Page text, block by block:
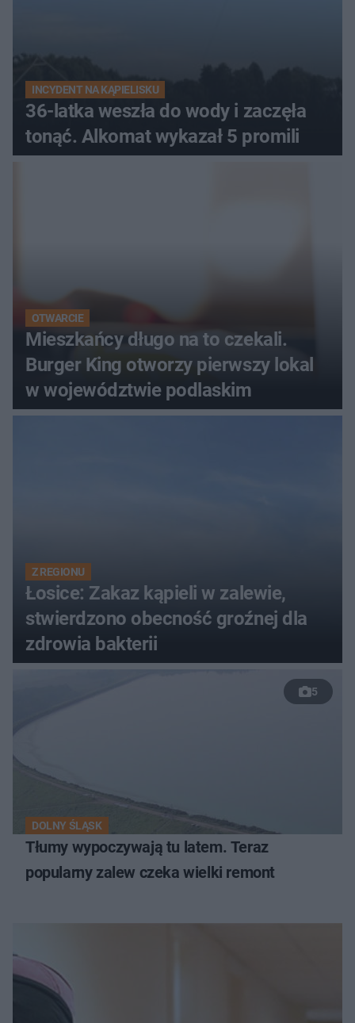
INCYDENT NA KĄPIELISKU
36-latka weszła do wody i zaczęła
tonąć. Alkomat wykazał 5 promili
OTWARCIE
Mieszkańcy długo na to czekali.
Burger King otworzy pierwszy lokal
w województwie podlaskim
Z REGIONU
Łosice: Zakaz kąpieli w zalewie,
stwierdzono obecność groźnej dla
zdrowia bakterii
5
DOLNY ŚLĄSK
Tłumy wypoczywają tu latem. Teraz
popularny zalew czeka wielki remont